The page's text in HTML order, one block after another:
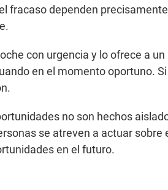
fracaso dependen
con urgencia y lo ofrece a
en el momento oportuno.
no son hechos
se atreven a actuar sobre
en el futuro.